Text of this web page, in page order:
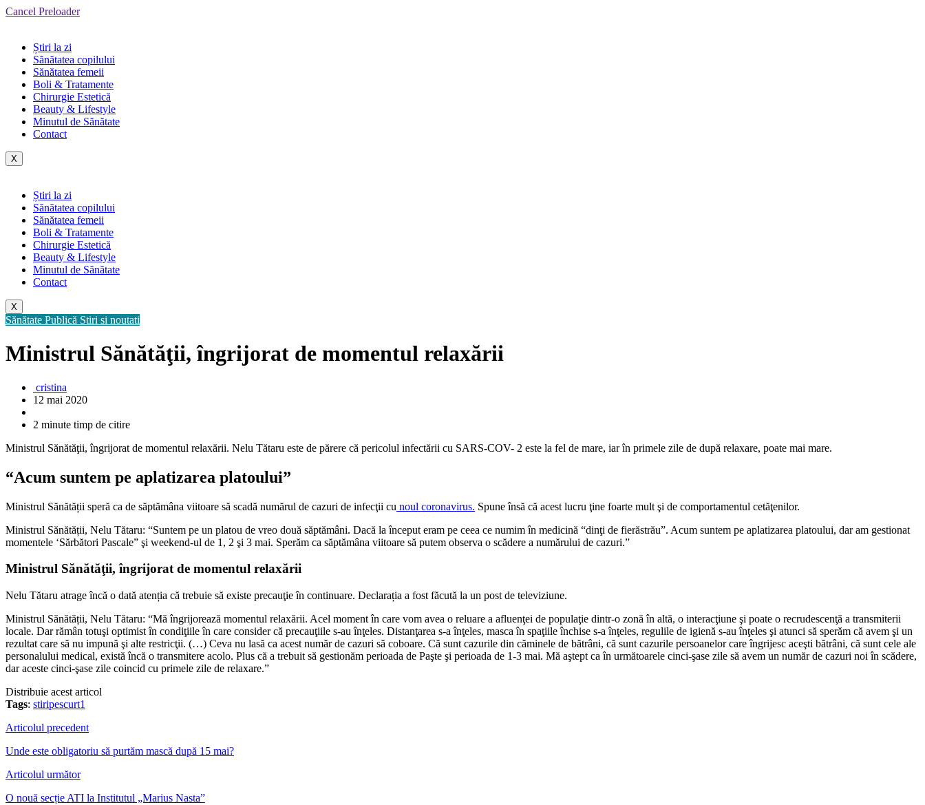
Cancel Preloader
Știri la zi
Sănătatea copilului
Sănătatea femeii
Boli & Tratamente
Chirurgie Estetică
Beauty & Lifestyle
Minutul de Sănătate
Contact
X
Știri la zi
Sănătatea copilului
Sănătatea femeii
Boli & Tratamente
Chirurgie Estetică
Beauty & Lifestyle
Minutul de Sănătate
Contact
X
Sănătate Publică Stiri si noutati
Ministrul Sănătăţii, îngrijorat de momentul relaxării
cristina
12 mai 2020
2 minute timp de citire
Ministrul Sănătăţii, îngrijorat de momentul relaxării. Nelu Tătaru este de părere că pericolul infectării cu SARS-COV- 2 este la fel de mare, iar în primele zile de după relaxare, poate mai mare.
“Acum suntem pe aplatizarea platoului”
Ministrul Sănătății speră ca de săptămâna viitoare să scadă numărul de cazuri de infecţii cu noul coronavirus. Spune însă că acest lucru ţine foarte mult şi de comportamentul cetăţenilor.
Ministrul Sănătății, Nelu Tătaru: “Suntem pe un platou de vreo două săptămâni. Dacă la început eram pe ceea ce numim în medicină “dinţi de fierăstrău”. Acum suntem pe aplatizarea platoului, dar am gestionat
momentele ‘Sărbători Pascale” şi weekend-ul de 1, 2 şi 3 mai. Sperăm ca săptămâna viitoare să putem observa o scădere a numărului de cazuri.”
Ministrul Sănătăţii, îngrijorat de momentul relaxării
Nelu Tătaru atrage încă o dată atenția că trebuie să existe precauţie în continuare. Declarația a fost făcută la un post de televiziune.
Ministrul Sănătății, Nelu Tătaru: “Mă îngrijorează momentul relaxării. Acel moment în care vom avea o reluare a afluenţei de populaţie dintr-o zonă în altă, o interacţiune şi poate o recrudescenţă a transmiterii
locale. Dar rămân totuşi optimist în condiţiile în care consider că precauţiile s-au înţeles. Distanţarea s-a înţeles, masca în spaţiile închise s-a înţeles, regulile de igienă s-au înţeles şi atunci să sperăm că avem şi un
rezultat care să nu impună şi alte restricţii. (…) Ceva nu lasă ca acest număr de cazuri să coboare. Că sunt cazurile din căminele de bătrâni, că sunt cazurile persoanelor care îngrijesc aceşti bătrâni, că sunt cele ale
personalului medical, există încă o transmitere acolo. Plus că a trebuit să gestionăm perioada de Paşte şi perioada de 1-3 mai. Mă aştept ca în următoarele cinci-şase zile să avem un număr de cazuri noi în scădere,
dar aceste cinci-şase zile coincid cu primele zile de relaxare.”
Distribuie acest articol
Tags: stiripescurt1
Articolul precedent
Unde este obligatoriu să purtăm mască după 15 mai?
Articolul următor
O nouă secție ATI la Institutul „Marius Nasta”